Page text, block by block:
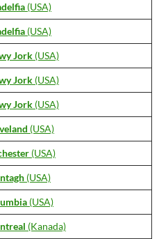
(USA)
(USA)
Jork (USA)
Jork (USA)
Jork (USA)
(USA)
(USA)
(USA)
(USA)
(Kanada)